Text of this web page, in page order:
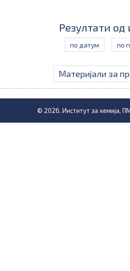
Резултати од
по датум по
Материјали за
© 2026. Институт за хемија,